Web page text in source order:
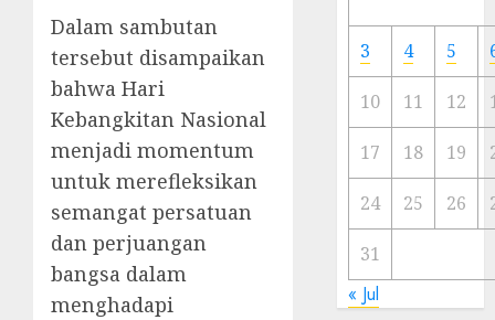
Dalam sambutan
tersebut disampaikan
bahwa Hari
Kebangkitan Nasional
menjadi momentum
untuk merefleksikan
semangat persatuan
dan perjuangan
bangsa dalam
menghadapi
Ibu
Kota
23/11/
3 4 5
10 11 12
17 18 19
24 25 26
31
« Jul